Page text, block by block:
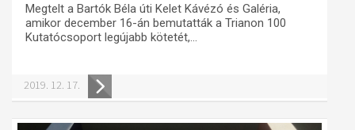
Megtelt a Bartók Béla úti Kelet Kávézó és Galéria,
amikor december 16-án bemutatták a Trianon 100
Kutatócsoport legújabb kötetét,...
2019. 12. 17.